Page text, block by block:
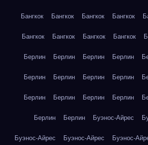
Бангкок Бангкок Бангкок Бангкок
Бангкок Бангкок Бангкок Бангкок
Берлин Берлин Берлин Берлин
Берлин Берлин Берлин Берлин
Берлин Берлин Берлин Берлин
Берлин Берлин Буэнос-Айрес
Буэнос-Айрес Буэнос-Айрес Буэнос-